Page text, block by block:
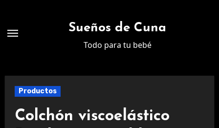
contenido
Sueños de Cuna
Todo para tu bebé
Productos
Colchón viscoelástico